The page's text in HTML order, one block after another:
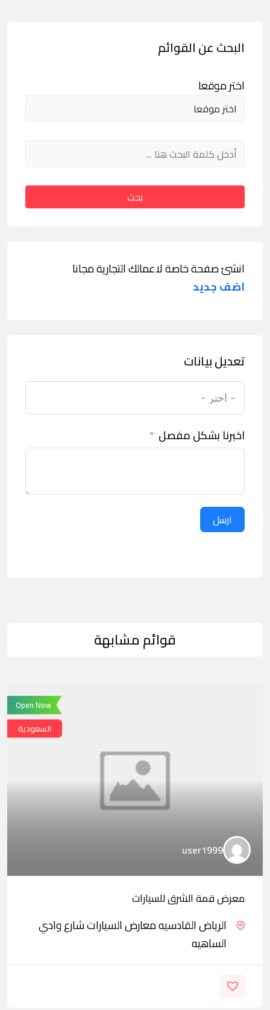
البحث عن القوائم
اختر موقعا
بحث
انشئ صفحة خاصة لاعمالك التجارية مجانا
اضف جديد
تعديل بيانات
اخبرنا بشكل مفصل
ارسل
قوائم مشابهة
Open Now
السعودية
user1999
معرض قمة الشرق للسيارات
الرياض القادسيه معارض السيارات شارع وادي
الساهيه